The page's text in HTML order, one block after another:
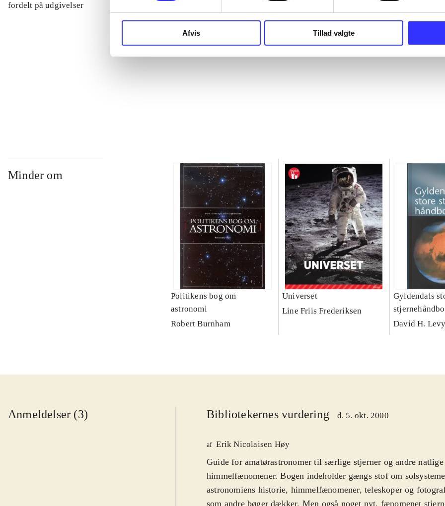
Afvis Tillad valgte
fordelt på udgivelser
Minder om
Politikens bog om
astronomi
Robert Burnham
Universet
Line Friis Frederiksen
Gyldendals
David H. Levy
Anmeldelser (3) Bibliotekernes vurdering d. 5. okt. 2000
af Erik Nicolaisen Høy
Guide for amatørastronomer til særlige stjerner og andre natlige
himmelfænomener. Bogen indeholder gængs stof om
astronomiens historie, himmelfænomener, teleskoper og
som andre bøger dækker. Men også noget nyt, fænomenet